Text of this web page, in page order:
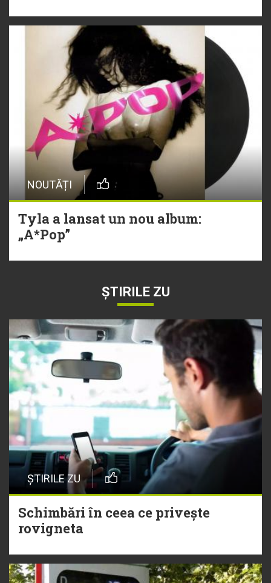
NOUTĂȚI
Tyla a lansat un nou album:
„A*Pop”
ȘTIRILE ZU
ȘTIRILE ZU
Schimbări în ceea ce privește
rovigneta